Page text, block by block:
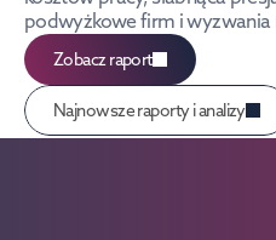
Szukaj PL
Polish
podwyżkowe firm i wyzwania
Zobacz raport
Najnowsze raporty i analizy